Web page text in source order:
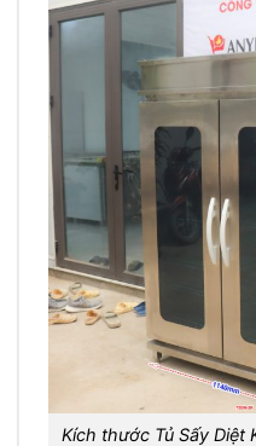
Kích thước Tủ Sấy Diệt